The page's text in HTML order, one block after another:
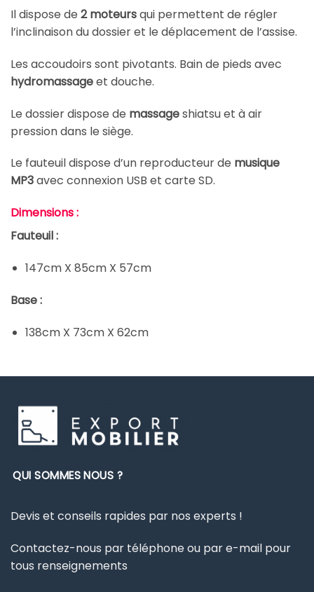
Il dispose de 2 moteursqui permettent de régler
l’inclinaison du dossier et le déplacement de l’assise.
Les accoudoirs sont pivotants. Bain de pieds avec
hydromassageet douche.
Le dossier dispose de massageshiatsu et à air
pression dans le siège.
Le fauteuil dispose d’un reproducteur de musique
MP3avec connexion USB et carte SD.
Dimensions :
Fauteuil :
147cm X 85cm X 57cm
Base :
138cm X 73cm X 62cm
QUI SOMMES NOUS ?
Devis et conseils rapides par nos experts !
Contactez-nous par téléphone ou par e-mail pour
tous renseignements